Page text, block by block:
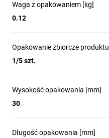
Waga z opakowaniem [kg]
0.12
Opakowanie zbiorcze produktu
1/5 szt.
Wysokość opakowania [mm]
30
Długość opakowania [mm]